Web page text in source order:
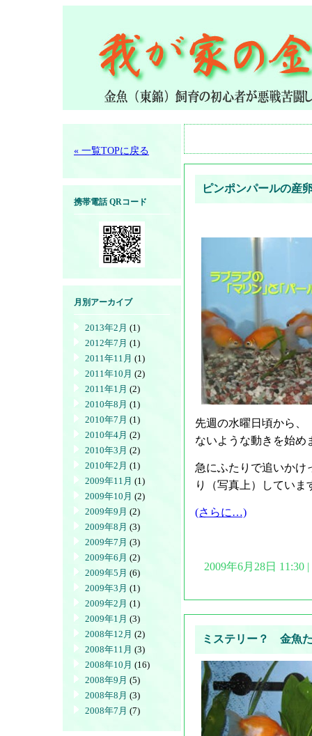
« 一覧TOPに戻る
携帯電話 QRコード
月別アーカイブ
2013年2月 (1)
2012年7月 (1)
2011年11月 (1)
2011年10月 (2)
2011年1月 (2)
2010年8月 (1)
2010年7月 (1)
2010年4月 (2)
2010年3月 (2)
2010年2月 (1)
2009年11月 (1)
2009年10月 (2)
2009年9月 (2)
2009年8月 (3)
2009年7月 (3)
2009年6月 (2)
2009年5月 (6)
2009年3月 (1)
2009年2月 (1)
2009年1月 (3)
2008年12月 (2)
2008年11月 (3)
2008年10月 (16)
2008年9月 (5)
2008年8月 (3)
2008年7月 (7)
ピンポンパールの産
先週の水曜日頃から、
ないような動きを始め
急にふたりで追いかけ
り（写真上）していま
(さらに…)
2009年6月28日 11:30
ミステリー？ 金魚